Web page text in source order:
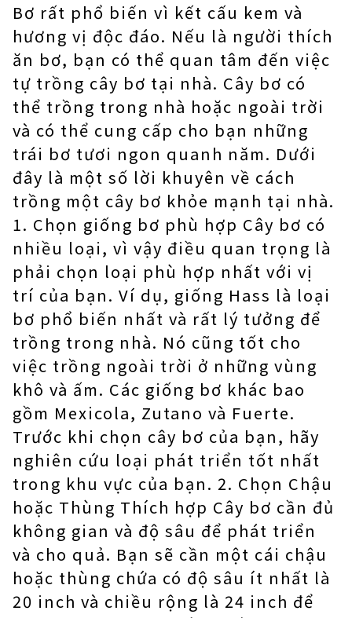
Bơ rất phổ biến vì kết cấu kem và
hương vị độc đáo. Nếu là người thích
ăn bơ, bạn có thể quan tâm đến việc
tự trồng cây bơ tại nhà. Cây bơ có
thể trồng trong nhà hoặc ngoài trời
và có thể cung cấp cho bạn những
trái bơ tươi ngon quanh năm. Dưới
đây là một số lời khuyên về cách
trồng một cây bơ khỏe mạnh tại nhà.
1. Chọn giống bơ phù hợp Cây bơ có
nhiều loại, vì vậy điều quan trọng là
phải chọn loại phù hợp nhất với vị
trí của bạn. Ví dụ, giống Hass là loại
bơ phổ biến nhất và rất lý tưởng để
trồng trong nhà. Nó cũng tốt cho
việc trồng ngoài trời ở những vùng
khô và ấm. Các giống bơ khác bao
gồm Mexicola, Zutano và Fuerte.
Trước khi chọn cây bơ của bạn, hãy
nghiên cứu loại phát triển tốt nhất
trong khu vực của bạn. 2. Chọn Chậu
hoặc Thùng Thích hợp Cây bơ cần đủ
không gian và độ sâu để phát triển
và cho quả. Bạn sẽ cần một cái chậu
hoặc thùng chứa có độ sâu ít nhất là
20 inch và chiều rộng là 24 inch để